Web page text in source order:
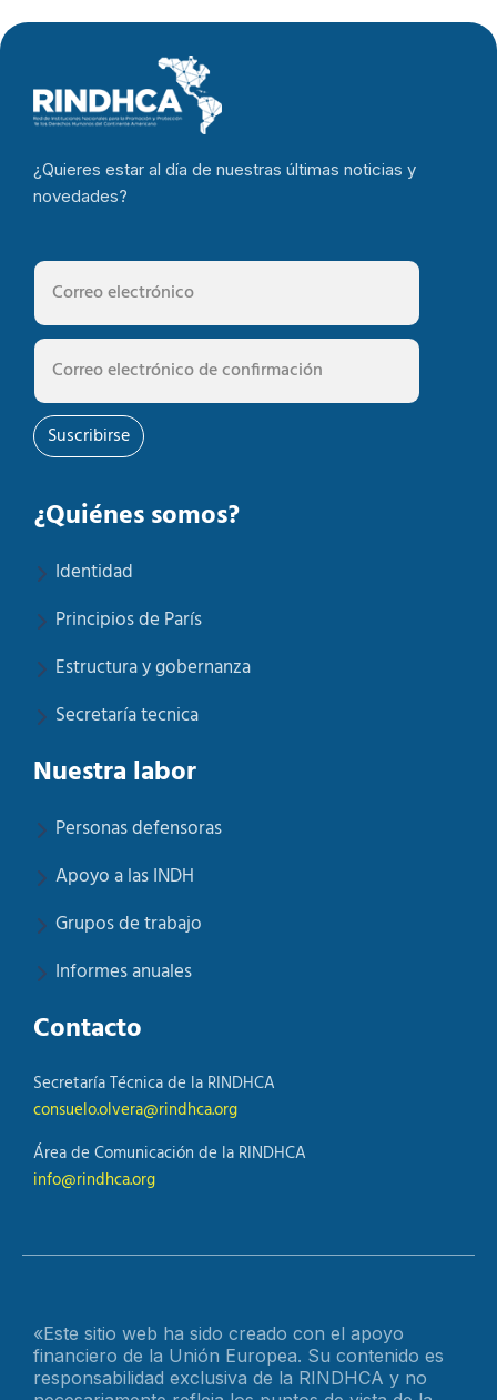
¿Quieres estar al día de nuestras últimas noticias y
novedades?
Suscribirse
¿Quiénes somos?
Identidad
Principios de París
Estructura y gobernanza
Secretaría tecnica
Nuestra labor
Personas defensoras
Apoyo a las INDH
Grupos de trabajo
Informes anuales
Contacto
Secretaría Técnica de la RINDHCA
consuelo.olvera@rindhca.org
Área de Comunicación de la RINDHCA
info@rindhca.org
«Este sitio web ha sido creado con el apoyo
financiero de la Unión Europea. Su contenido es
responsabilidad exclusiva de la RINDHCA y no